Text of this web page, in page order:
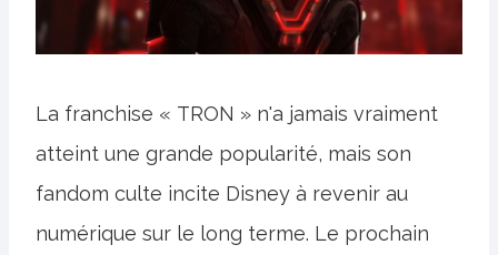
La franchise « TRON » n'a jamais vraiment
atteint une grande popularité, mais son
fandom culte incite Disney à revenir au
numérique sur le long terme. Le prochain